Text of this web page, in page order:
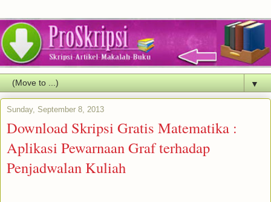
▼
Sunday, September 8, 2013
Download Skripsi Gratis Matematika :
Aplikasi Pewarnaan Graf terhadap
Penjadwalan Kuliah